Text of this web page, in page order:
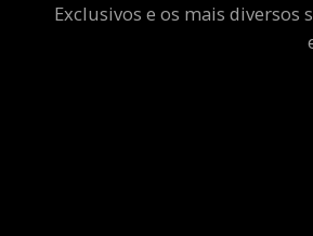
Exclusivos e os mais diversos